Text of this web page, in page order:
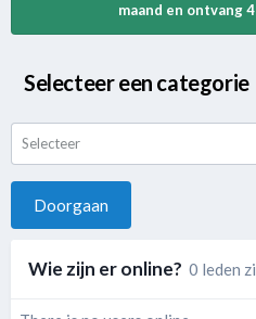
maand en ontvang
Selecteer een categorie
Selecteer
Doorgaan
Wie zijn er online? 0 leden